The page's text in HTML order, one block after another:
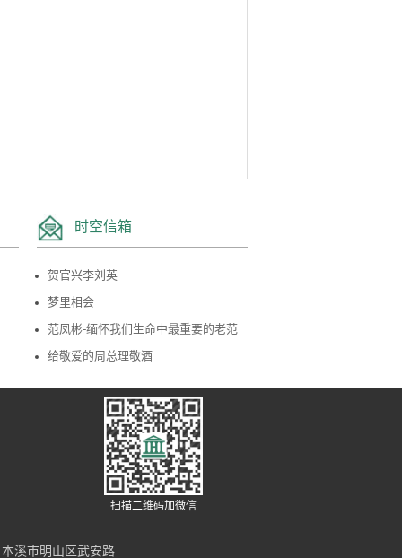
时空信箱
贺官兴李刘英
梦里相会
范凤彬-缅怀我们生命中最重要的老范
给敬爱的周总理敬酒
扫描二维码加微信
溪市明山区武安路